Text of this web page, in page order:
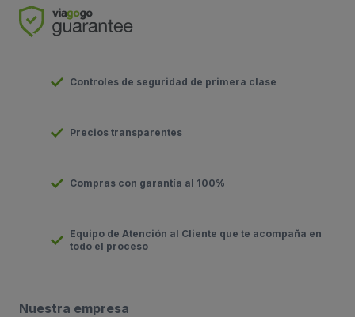
Controles de seguridad de primera clase
Precios transparentes
Compras con garantía al 100%
Equipo de Atención al Cliente que te acompaña en
todo el proceso
Nuestra empresa